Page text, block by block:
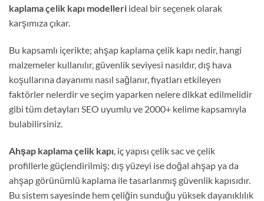
kaplama çelik kapı modelleri ideal bir seçenek olarak
karşımıza çıkar.
Bu kapsamlı içerikte; ahşap kaplama çelik kapı nedir, hangi
malzemeler kullanılır, güvenlik seviyesi nasıldır, dış hava
koşullarına dayanımı nasıl sağlanır, fiyatları etkileyen
faktörler nelerdir ve seçim yaparken nelere dikkat edilmelidir
gibi tüm detayları SEO uyumlu ve 2000+ kelime kapsamıyla
bulabilirsiniz.
Ahşap kaplama çelik kapı , iç yapısı çelik sac ve çelik
profillerle güçlendirilmiş; dış yüzeyi ise doğal ahşap ya da
ahşap görünümlü kaplama ile tasarlanmış güvenlik kapısıdır.
Bu sistem sayesinde hem çeliğin sunduğu yüksek dayanıklılık